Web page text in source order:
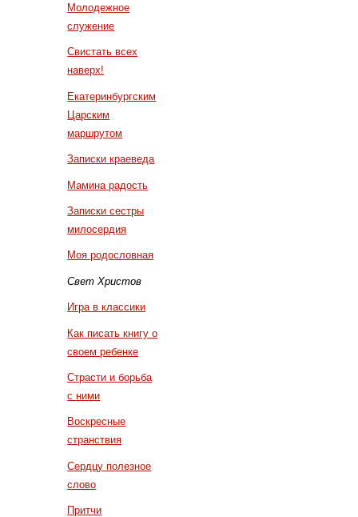
Молодежное
служение
Свистать всех
наверх!
Екатеринбургским
Царским
маршрутом
Записки краеведа
Мамина радость
Записки сестры
милосердия
Моя родословная
Свет Христов
Игра в классики
Как писать книгу о
своем ребенке
Страсти и борьба
с ними
Воскресные
странствия
Сердцу полезное
слово
Притчи